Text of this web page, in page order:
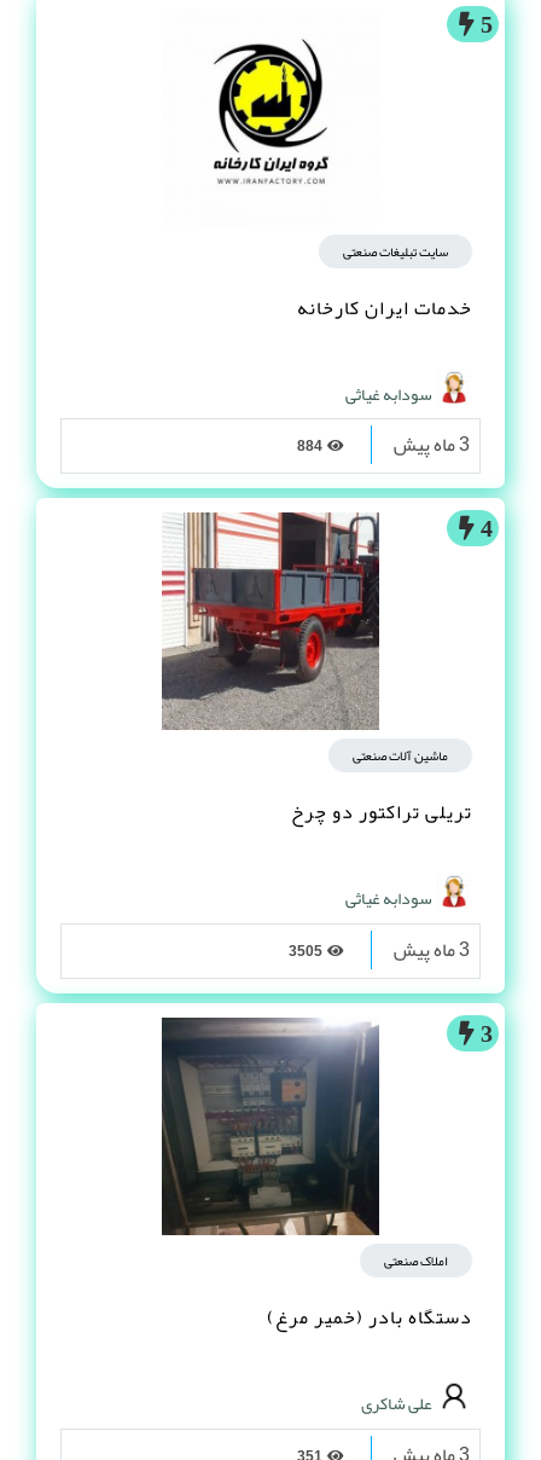
5
سایت تبلیغات صنعتی
خدمات ایران کارخانه
سودابه غیاثی
3 ماه پیش
4
ماشین آلات صنعتی
تریلی تراکتور دو چرخ
سودابه غیاثی
3 ماه پیش
3
املاک صنعتی
دستگاه بادر (خمیر مرغ)
علی شاکری